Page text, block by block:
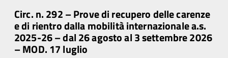
Circ. n. 292 – Prove di recupero delle carenze
e di rientro dalla mobilità internazionale a.s.
2025-26 – dal 26 agosto al 3 settembre 2026
– MOD. 17 luglio